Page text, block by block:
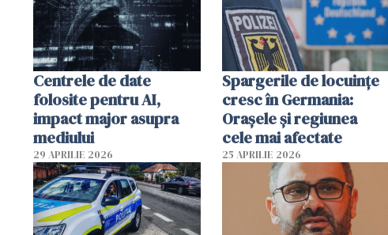
Centrele de date
folosite pentru AI,
impact major asupra
mediului
29 APRILIE 2026
Spargerile de locuințe
cresc în Germania:
Orașele și regiunea
cele mai afectate
25 APRILIE 2026